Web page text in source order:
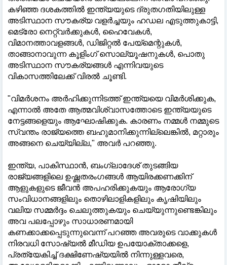
കഴിഞ്ഞ ദശകത്തിൽ ഇന്ത്യയുടെ ദ്രുതഗതിയിലുള്ള
അടിസ്ഥാന സൗകര്യ വളർച്ചയും ഹഡല എടുത്തുകാട്ടി,
മെട്രോ നെറ്റ്‌വർക്കുകൾ, ഹൈവേകൾ,
വിമാനത്താവളങ്ങൾ, ഡിജിറ്റൽ പേയ്‌മെന്റുകൾ,
താങ്ങാനാവുന്ന കൂളിംഗ് സൊല്യൂഷനുകൾ, പൊതു
അടിസ്ഥാന സൗകര്യങ്ങൾ എന്നിവയുടെ
വികാസത്തിലേക്ക് വിരൽ ചൂണ്ടി.
"വിമർശനം അർഹിക്കുന്നിടത്ത് ഇന്ത്യയെ വിമർശിക്കുക,
എന്നാൽ അതേ ആത്മവിശ്വാസത്തോടെ ഇന്ത്യയുടെ
നേട്ടങ്ങളെയും ആഘോഷിക്കുക. കാരണം നമ്മൾ നമ്മുടെ
സ്വന്തം രാജ്യത്തെ ബഹുമാനിക്കുന്നില്ലെങ്കിൽ, മറ്റാരും
അങ്ങനെ ചെയ്യില്ല," അവർ പറഞ്ഞു.
ഇന്ത്യ, പാകിസ്ഥാൻ, ബംഗ്ലാദേശ് തുടങ്ങിയ
രാജ്യങ്ങളിലെ ഉഷ്ണതരംഗങ്ങൾ ആയിരക്കണക്കിന്
ആളുകളുടെ ജീവൻ അപഹരിക്കുകയും ആരോഗ്യ
സംവിധാനങ്ങളിലും തൊഴിലാളികളിലും കൃഷിയിലും
വലിയ സമ്മർദ്ദം ചെലുത്തുകയും ചെയ്യുന്നുണ്ടെങ്കിലും
അവ പലപ്പോഴും സാധാരണമായി
കണക്കാക്കപ്പെടുന്നുവെന്ന് പറഞ്ഞ അവരുടെ വാക്കുകൾ
നിരവധി സോഷ്യൽ മീഡിയ ഉപയോക്താക്കളെ,
പ്രത്യേകിച്ച് ദക്ഷിണേഷ്യയിൽ നിന്നുള്ളവരെ,